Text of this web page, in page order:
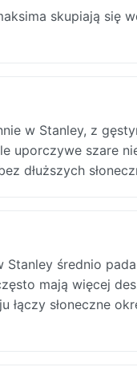
skupiają się
w Stanley, z
uporczywe szare
dłuższych
średnio
mają więcej
słoneczne